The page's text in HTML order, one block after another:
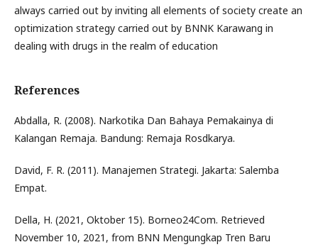
always carried out by inviting all elements of society create an
optimization strategy carried out by BNNK Karawang in
dealing with drugs in the realm of education
References
Abdalla, R. (2008). Narkotika Dan Bahaya Pemakainya di
Kalangan Remaja. Bandung: Remaja Rosdkarya.
David, F. R. (2011). Manajemen Strategi. Jakarta: Salemba
Empat.
Della, H. (2021, Oktober 15). Borneo24Com. Retrieved
November 10, 2021, from BNN Mengungkap Tren Baru